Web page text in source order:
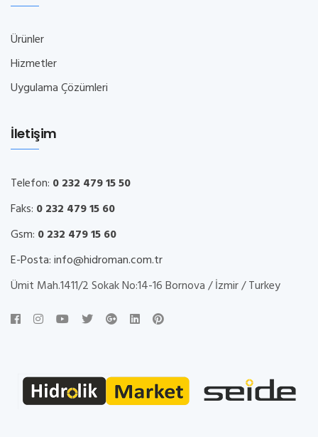
Ürünler
Hizmetler
Uygulama Çözümleri
İletişim
Telefon: 0 232 479 15 50
Faks: 0 232 479 15 60
Gsm: 0 232 479 15 60
E-Posta:info@hidroman.com.tr
Ümit Mah.1411/2 Sokak No:14-16 Bornova / İzmir / Turkey